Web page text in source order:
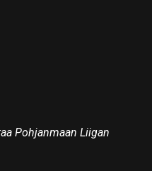
Pohjanmaan Liigan